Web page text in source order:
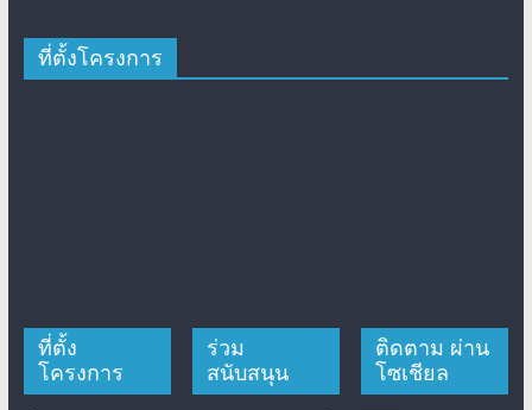
ที่ตั้งโครงการ
ที่ตั้ง
โครงการ
ร่วม
สนับสนุน
ติดตาม ผ่าน
โซเชียล